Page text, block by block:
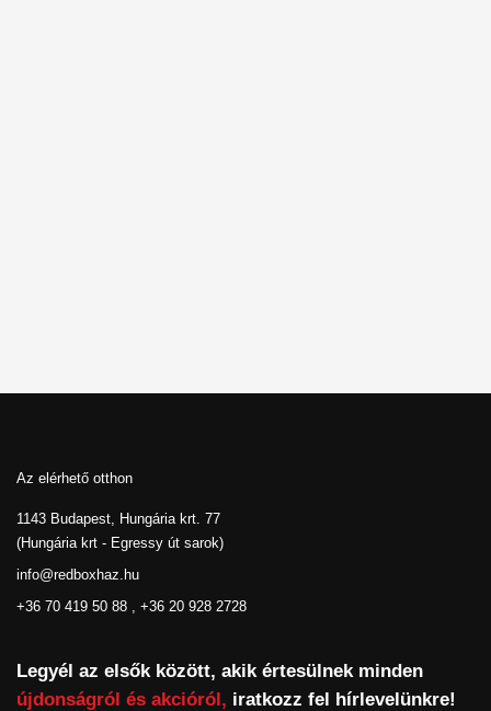
Az elérhető otthon
1143 Budapest, Hungária krt. 77
(Hungária krt - Egressy út sarok)
info@redboxhaz.hu
+36 70 419 50 88 , +36 20 928 2728
Legyél az elsők között, akik értesülnek minden
újdonságról és akcióról, iratkozz fel hírlevelünkre!